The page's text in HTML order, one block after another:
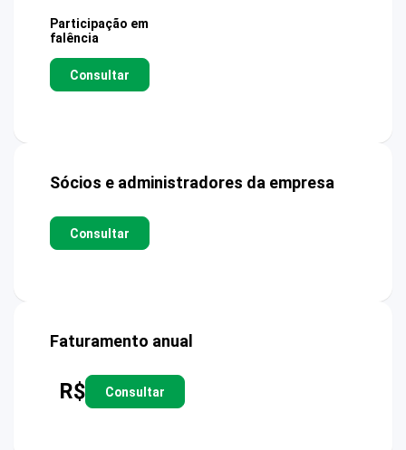
Participação em
falência
Consultar
Sócios e administradores da empresa
Consultar
Faturamento anual
R$ Consultar